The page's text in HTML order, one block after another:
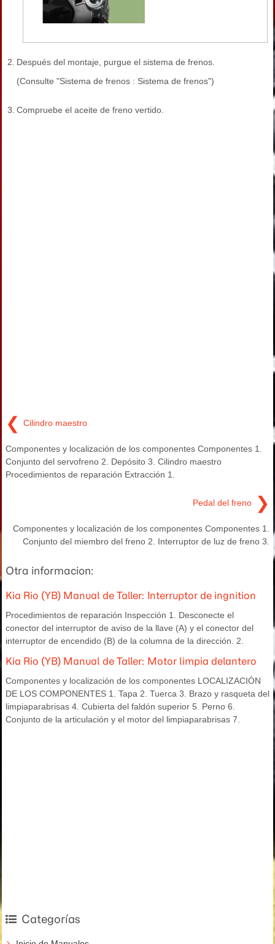
2. Después del montaje, purgue el sistema de frenos.
(Consulte "Sistema de frenos : Sistema de frenos")
3. Compruebe el aceite de freno vertido.
❮ Cilindro maestro
Componentes y localización de los componentes Componentes 1.
Conjunto del servofreno 2. Depósito 3. Cilindro maestro
Procedimientos de reparación Extracción 1.
Pedal del freno ❯
Componentes y localización de los componentes Componentes 1.
Conjunto del miembro del freno 2. Interruptor de luz de freno 3.
Otra informacion:
Kia Rio (YB) Manual de Taller: Interruptor de ingnition
Procedimientos de reparación Inspección 1. Desconecte el
conector del interruptor de aviso de la llave (A) y el conector del
interruptor de encendido (B) de la columna de la dirección. 2.
Kia Rio (YB) Manual de Taller: Motor limpia delantero
Componentes y localización de los componentes LOCALIZACIÓN
DE LOS COMPONENTES 1. Tapa 2. Tuerca 3. Brazo y rasqueta del
limpiaparabrisas 4. Cubierta del faldón superior 5. Perno 6.
Conjunto de la articulación y el motor del limpiaparabrisas 7.
Categorías